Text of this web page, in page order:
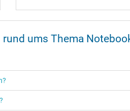
ums Thema